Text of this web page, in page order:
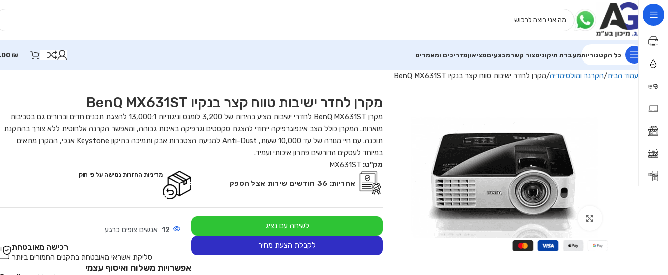
כל הקטגוריותמעבדת תיקוניםצור קשרמבצעיםמציאוןמדריכים ומאמרים ₪
עמוד הבית הקרנה ומולטימדיה מקרן לחדר ישיבות טווח קצר בנקיו BenQ MX631ST
Click to enlarge
מקרן לחדר ישיבות טווח קצר בנקיו BenQ MX631ST
מקרן BenQ MX631ST לחדרי ישיבות מציע בהירות של 3,200 לומנס וניגודיות 13,000:1 להצגת תכנים חדים וברורים גם בסביבות
מוארות. המקרן כולל מצב אינפוגרפיקה ייחודי להצגת טקסטים וגרפיקה באיכות גבוהה, ומאפשר הקרנה אלחוטית ללא צורך בהתקנת
תוכנה. עם חיי מנורה של עד 10,000 שעות, Anti-Dust למניעת הצטברות אבק ותמיכה בתיקון Keystone אנכי, המקרן מתאים
במיוחד לעסקים הדורשים פתרון איכותי ועמיד.
מק"ט: MX631ST
אחריות: 36 חודשים שירות אצל הספק
מדיניות החזרות גמישה על פי חוק
לשיחה עם נציג
לקבלת הצעת מחיר
12 אנשים צופים כרגע
רכישה מאובטחת
סליקת אשראי מאובטחת בתקנים החמורים ביותר
אפשרויות משלוח ואיסוף עצמי